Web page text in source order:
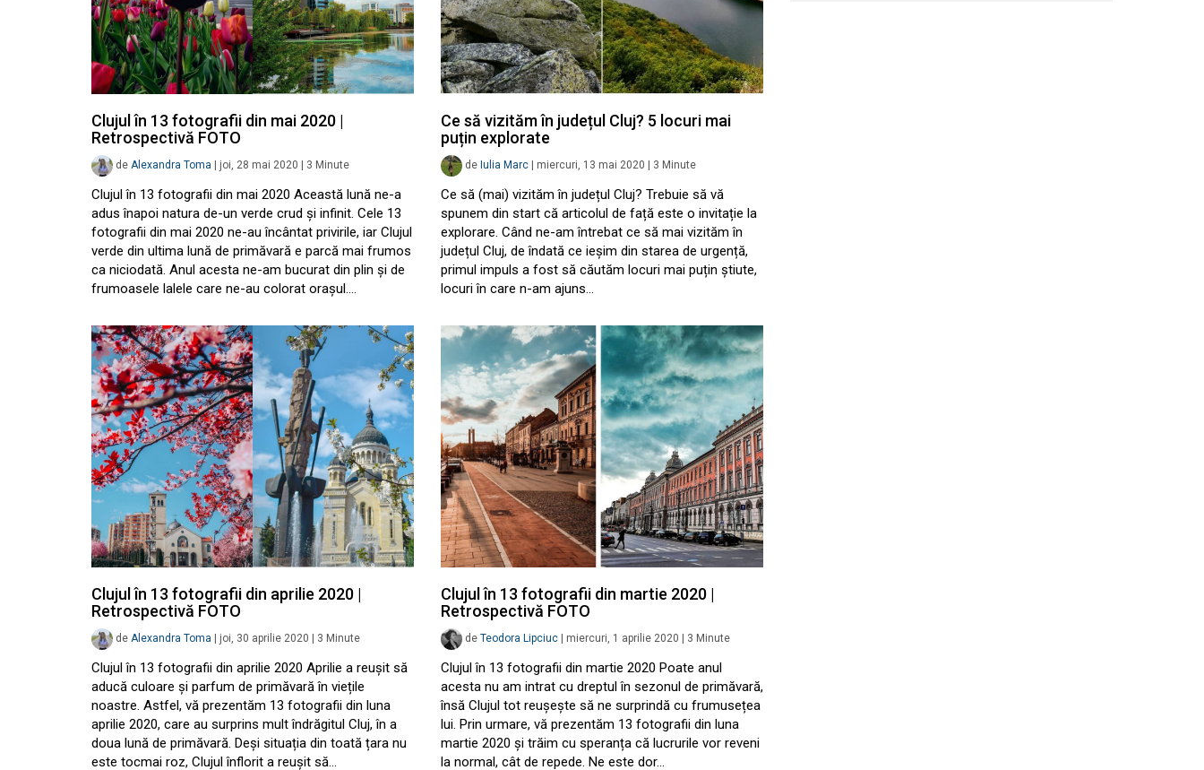
Clujul în 13 fotografii din mai 2020 |
Retrospectivă FOTO
de Alexandra Toma joi, 28 mai 2020 3 Minute
Clujul în 13 fotografii din mai 2020 Această lună ne-a
adus înapoi natura de-un verde crud și infinit. Cele 13
fotografii din mai 2020 ne-au încântat privirile, iar Clujul
verde din ultima lună de primăvară e parcă mai frumos
ca niciodată. Anul acesta ne-am bucurat din plin și de
frumoasele lalele care ne-au colorat orașul.…
Ce să vizităm în județul Cluj? 5 locuri mai
puțin explorate
de Iulia Marc miercuri, 13 mai 2020 3 Minute
Ce să (mai) vizităm în județul Cluj? Trebuie să vă
spunem din start că articolul de față este o invitație la
explorare. Când ne-am întrebat ce să mai vizităm în
județul Cluj, de îndată ce ieșim din starea de urgență,
primul impuls a fost să căutăm locuri mai puțin știute,
locuri în care n-am ajuns…
Clujul în 13 fotografii din aprilie 2020 |
Retrospectivă FOTO
de Alexandra Toma joi, 30 aprilie 2020 3 Minute
Clujul în 13 fotografii din aprilie 2020 Aprilie a reușit să
aducă culoare și parfum de primăvară în viețile
noastre. Astfel, vă prezentăm 13 fotografii din luna
aprilie 2020, care au surprins mult îndrăgitul Cluj, în a
doua lună de primăvară. Deși situația din toată țara nu
este tocmai roz, Clujul înflorit a reușit să…
Clujul în 13 fotografii din martie 2020 |
Retrospectivă FOTO
de Teodora Lipciuc miercuri, 1 aprilie 2020 3 Minute
Clujul în 13 fotografii din martie 2020 Poate anul
acesta nu am intrat cu dreptul în sezonul de primăvară,
însă Clujul tot reușește să ne surprindă cu frumusețea
lui. Prin urmare, vă prezentăm 13 fotografii din luna
martie 2020 și trăim cu speranța că lucrurile vor reveni
la normal, cât de repede. Ne este dor…